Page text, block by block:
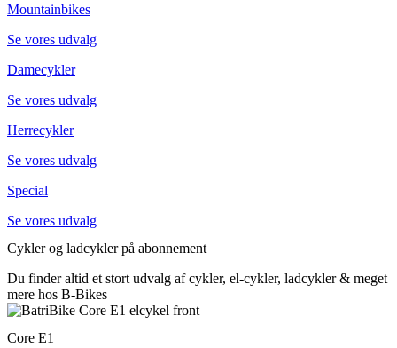
Mountainbikes
Se vores udvalg
Damecykler
Se vores udvalg
Herrecykler
Se vores udvalg
Special
Se vores udvalg
Cykler og ladcykler på abonnement
Du finder altid et stort udvalg af cykler, el-cykler, ladcykler & meget
mere hos B-Bikes
Core E1